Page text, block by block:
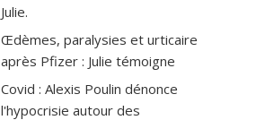
Julie.
Œdèmes, paralysies et urticaire
après Pfizer : Julie témoigne
Covid : Alexis Poulin dénonce
l'hypocrisie autour des